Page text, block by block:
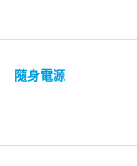
隨身電源